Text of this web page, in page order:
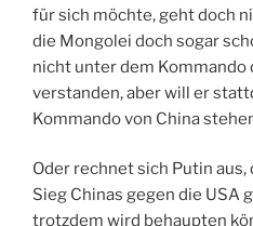
für sich möchte, geht doch
die Mongolei doch sogar
nicht unter dem Kommando
verstanden, aber will er
Kommando von China
Oder rechnet sich Putin aus,
Sieg Chinas gegen die USA
trotzdem wird behaupten